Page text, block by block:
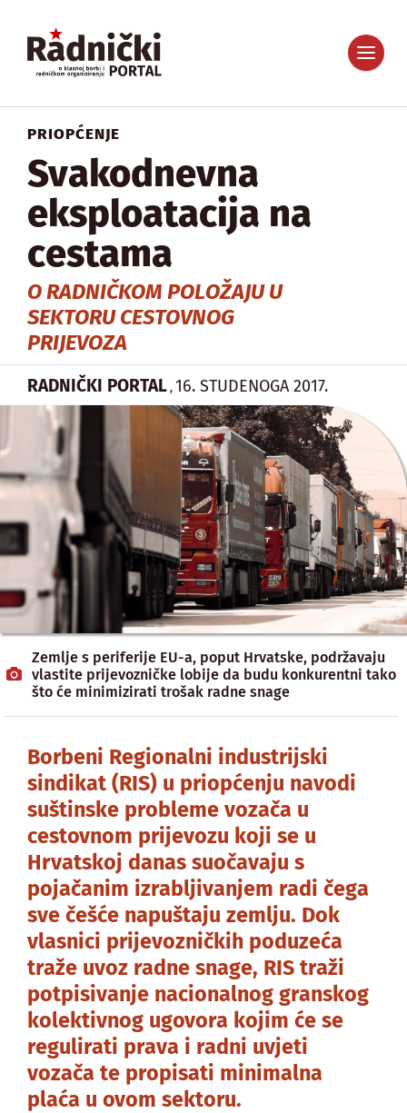
PRIOPĆENJE
Svakodnevna
eksploatacija na
cestama
O RADNIČKOM POLOŽAJU U
SEKTORU CESTOVNOG
PRIJEVOZA
RADNIČKI PORTAL , 16. STUDENOGA 2017.
Zemlje s periferije EU-a, poput Hrvatske, podržavaju
vlastite prijevozničke lobije da budu konkurentni tako
što će minimizirati trošak radne snage
Borbeni Regionalni industrijski
sindikat (RIS) u priopćenju navodi
suštinske probleme vozača u
cestovnom prijevozu koji se u
Hrvatskoj danas suočavaju s
pojačanim izrabljivanjem radi čega
sve češće napuštaju zemlju. Dok
vlasnici prijevozničkih poduzeća
traže uvoz radne snage, RIS traži
potpisivanje nacionalnog granskog
kolektivnog ugovora kojim će se
regulirati prava i radni uvjeti
vozača te propisati minimalna
plaća u ovom sektoru.